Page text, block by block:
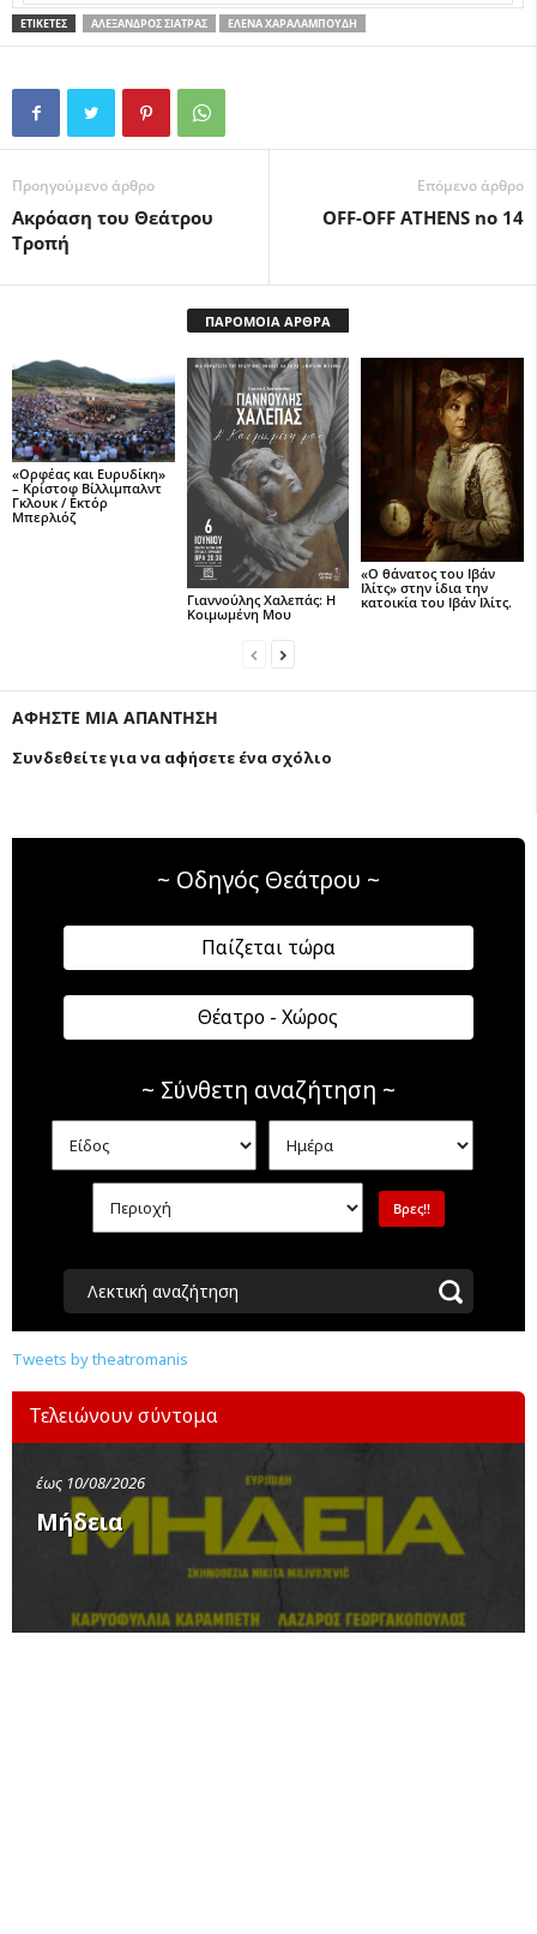
ΕΤΙΚΕΤΕΣ ΑΛΈΞΑΝΔΡΟΣ ΣΙΆΤΡΑΣ ΈΛΕΝΑ ΧΑΡΑΛΑΜΠΟΎΔΗ
Προηγούμενο άρθρο
Ακρόαση του Θεάτρου
Τροπή
Επόμενο άρθρο
OFF-OFF ATHENS no 14
ΠΑΡΟΜΟΙΑ ΑΡΘΡΑ
«Ορφέας και Ευρυδίκη»
– Κρίστοφ Βίλλιμπαλντ
Γκλουκ / Εκτόρ
Μπερλιόζ
Γιαννούλης Χαλεπάς: Η
Κοιμωμένη Μου
«Ο θάνατος του Ιβάν
Ιλίτς» στην ίδια την
κατοικία του Ιβάν Ιλίτς.
ΑΦΗΣΤΕ ΜΙΑ ΑΠΑΝΤΗΣΗ
Συνδεθείτε για να αφήσετε ένα σχόλιο
~ Οδηγός Θεάτρου ~
Παίζεται τώρα
Θέατρο - Χώρος
~ Σύνθετη αναζήτηση ~
Λεκτική αναζήτηση
Tweets by theatromanis
Τελειώνουν σύντομα
έως 10/08/2026
Μήδεια